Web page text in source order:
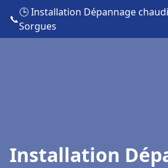
📞
🕒 Installation Dépannage
Sorgues
Installation